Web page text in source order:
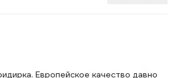
Европейское качество давно